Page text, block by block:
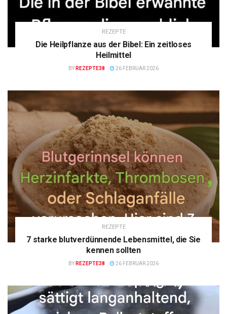
REZEPTE
Die Heilpflanze aus der Bibel: Ein zeitloses
Heilmittel
BY REZEPTE38 26 FEBRUAR 2026
REZEPTE
7 starke blutverdünnende Lebensmittel, die Sie
kennen sollten
BY REZEPTE38 26 FEBRUAR 2026